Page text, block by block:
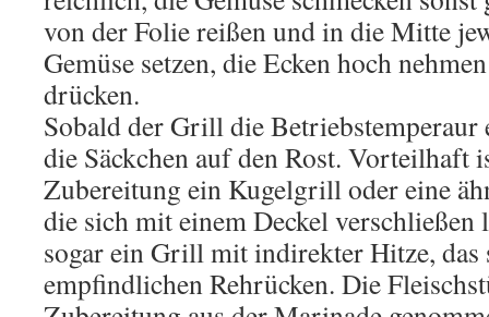
von der Folie reißen und in die Mitte
Gemüse setzen, die Ecken hoch
drücken.
Sobald der Grill die
die Säckchen auf den Rost. Vorteilhaft
Zubereitung ein Kugelgrill oder eine
die sich mit einem Deckel verschließen
sogar ein Grill mit indirekter Hitze, das
empfindlichen Rehrücken. Die